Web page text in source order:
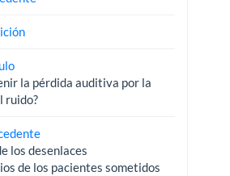
la pérdida auditiva por la
ruido?
los desenlaces
de los pacientes sometidos